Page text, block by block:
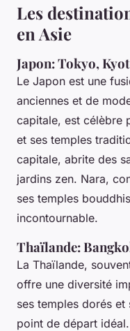
Les
en Asie
Japon: Tokyo,
Le Japon est une
anciennes et de
capitale, est célèbre
et ses temples
capitale, abrite des
jardins zen. Nara,
ses temples
incontournable.
Thaïlande:
La Thaïlande,
offre une diversité
ses temples dorés
point de départ